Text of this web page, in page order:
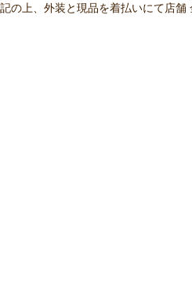
の上、外装と現品を着払いにて店舗